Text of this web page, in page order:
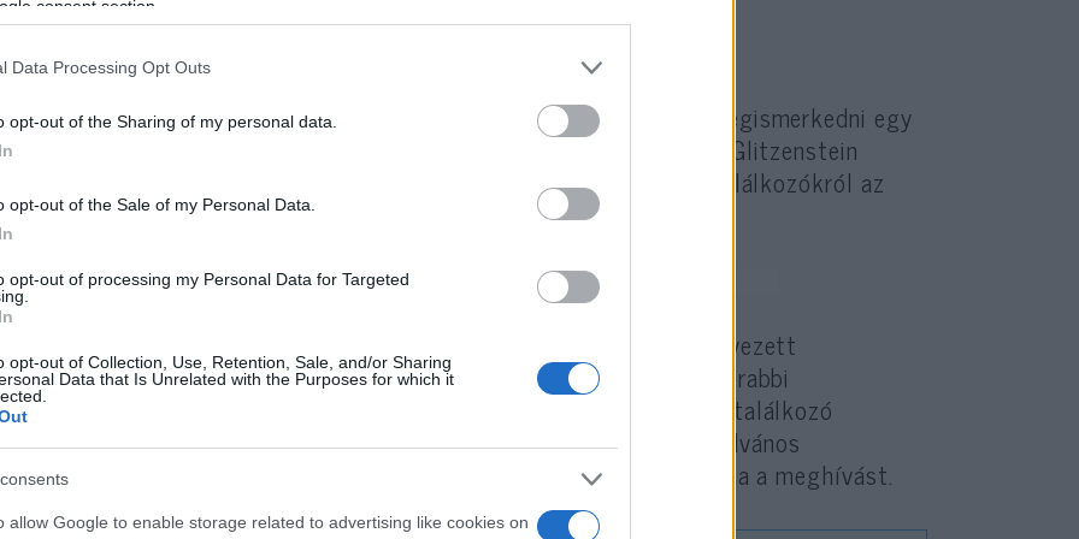
consent section.
Data Processing Opt Outs
opt-out of the Sharing of my personal data.
opt-out of the Sale of my Personal Data.
opt-out of processing my Personal Data for Targeted
opt-out of Collection, Use, Retention, Sale, and/or Sharing
Data that Is Unrelated with the Purposes for which it
allow Google to enable storage related to advertising like cookies on
öröm a számomra, hogy ezek után kettesben is volt alkalmunk megismerkedni egy
mellett. És ha már a Brooklyn Bagelben voltunk, bemutathattalak Glitzenstein
rabbinak és a Zsilip Központot is megnéztük.” –számolt be a találkozókról az
vezető rabbija.
ismert, Kepes András korábban lemondta Köves Slomó rabbival tervezett
az Óbudai Zsinagógában, miután Frölich Róbert neológ főrabbi
egy, a Chábádot durván támadó cikket a Szombatban. A találkozó
Köves rabbi különösen fontosnak tartotta, ezért egy nem nyilvános
meg az írót az Óbudai Zsinagógába, aki elfogadta a meghívást.